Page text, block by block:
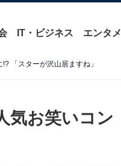
IT・ビジネス エンタメ
「スターが沢山居ますね」
気お笑いコン